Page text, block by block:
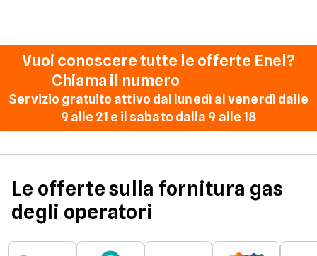
Vuoi conoscere tutte le offerte Enel?
Chiama il numero
Servizio gratuito attivo dal lunedì al venerdì dalle
9 alle 21 e il sabato dalla 9 alle 18
Le offerte sulla fornitura gas
degli operatori